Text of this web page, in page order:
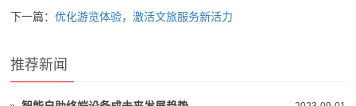
下一篇：优化游览体验，激活文旅服务新活力
推荐新闻